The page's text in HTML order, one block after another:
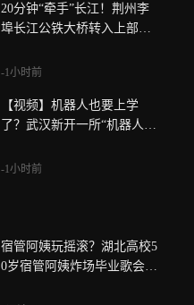
20分钟“牵手”长江！荆州李
埠长江公铁大桥转入上部结
-1小时前
【视频】机器人也要上学
了？武汉新开一所“机器人职
看看它们都学些啥
-1小时前
宿管阿姨玩摇滚？湖北高校5
0岁宿管阿姨炸场毕业歌会，